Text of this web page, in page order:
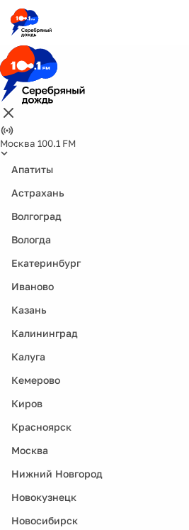
Москва 100.1 FM
Апатиты
Астрахань
Волгоград
Вологда
Екатеринбург
Иваново
Казань
Калининград
Калуга
Кемерово
Киров
Красноярск
Москва
Нижний Новгород
Новокузнецк
Новосибирск